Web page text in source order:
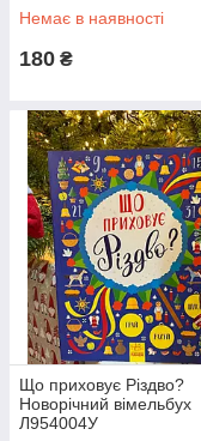
Немає в наявності
180 ₴
Що приховує Різдво?
Новорічний вімельбух
Л954004У